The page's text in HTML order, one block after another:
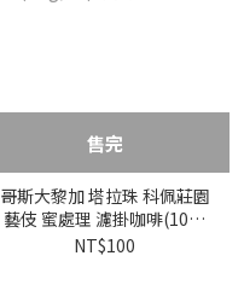
售完
哥斯大黎加 塔拉珠 科佩莊園
藝伎 蜜處理 濾掛咖啡(10g/
包)｜黃金烘焙
NT$100